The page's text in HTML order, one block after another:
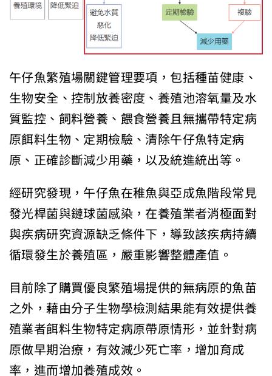
午仔魚繁殖場關鍵管理要項，包括種苗健康、
生物安全、控制放養密度、養殖池溶氧量及水
質監控、飼料營養、餵食營養且無攜帶特定病
原餌料生物、定期檢驗、清除午仔魚特定病
原、正確診斷減少用藥，以及統進統出等。
經研究發現，午仔魚在稚魚與亞成魚階段常見
發光桿菌與鏈球菌感染，在養殖業者消極面對
與疾病研究資源缺乏條件下，導致該疾病持續
循環發生於養殖區，嚴重影響整體產值。
目前除了購買優良繁殖場提供的無病原的魚苗
之外，藉由分子生物學檢測結果能有效提供養
殖業者餌料生物特定病原帶原情形，並針對病
原做早期治療，有效減少死亡率，增加育成